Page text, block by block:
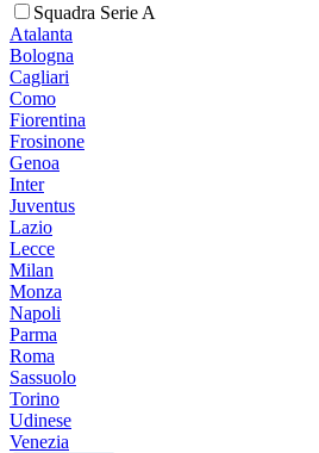
Squadra Serie A
Atalanta
Bologna
Cagliari
Como
Fiorentina
Frosinone
Genoa
Inter
Juventus
Lazio
Lecce
Milan
Monza
Napoli
Parma
Roma
Sassuolo
Torino
Udinese
Venezia